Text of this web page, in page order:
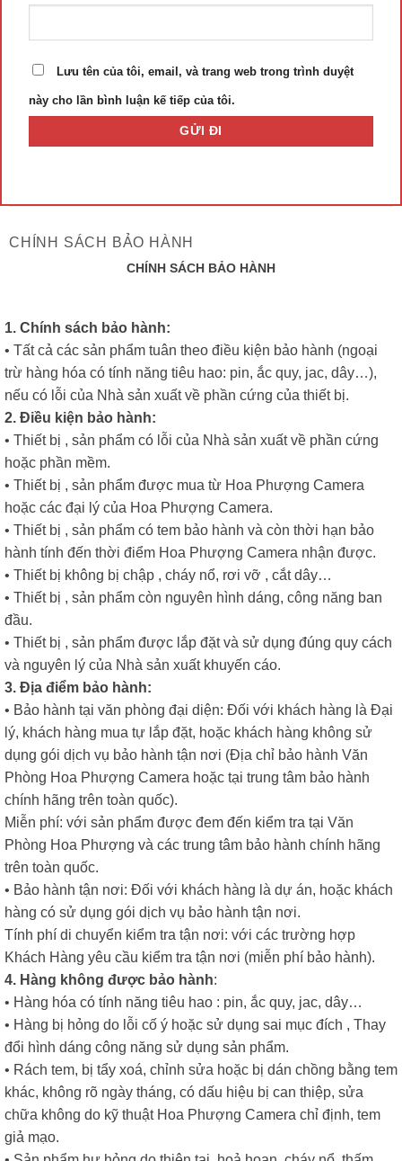
Lưu tên của tôi, email, và trang web trong trình duyệt
này cho lần bình luận kế tiếp của tôi.
CHÍNH SÁCH BẢO HÀNH
CHÍNH SÁCH BẢO HÀNH
1. Chính sách bảo hành:
• Tất cả các sản phẩm tuân theo điều kiện bảo hành (ngoại
trừ hàng hóa có tính năng tiêu hao: pin, ắc quy, jac, dây…),
nếu có lỗi của Nhà sản xuất về phần cứng của thiết bị.
2. Điều kiện bảo hành:
• Thiết bị , sản phẩm có lỗi của Nhà sản xuất về phần cứng
hoặc phần mềm.
• Thiết bị , sản phẩm được mua từ Hoa Phượng Camera
hoặc các đại lý của Hoa Phượng Camera.
• Thiết bị , sản phẩm có tem bảo hành và còn thời hạn bảo
hành tính đến thời điểm Hoa Phượng Camera nhận được.
• Thiết bị không bị chập , cháy nổ, rơi vỡ , cắt dây…
• Thiết bị , sản phẩm còn nguyên hình dáng, công năng ban
đầu.
• Thiết bị , sản phẩm được lắp đặt và sử dụng đúng quy cách
và nguyên lý của Nhà sản xuất khuyến cáo.
3. Địa điểm bảo hành:
• Bảo hành tại văn phòng đại diện: Đối với khách hàng là Đại
lý, khách hàng mua tự lắp đặt, hoặc khách hàng không sử
dụng gói dịch vụ bảo hành tận nơi (Địa chỉ bảo hành Văn
Phòng Hoa Phượng Camera hoặc tại trung tâm bảo hành
chính hãng trên toàn quốc).
Miễn phí: với sản phẩm được đem đến kiểm tra tại Văn
Phòng Hoa Phượng và các trung tâm bảo hành chính hãng
trên toàn quốc.
• Bảo hành tận nơi: Đối với khách hàng là dự án, hoặc khách
hàng có sử dụng gói dịch vụ bảo hành tận nơi.
Tính phí di chuyển kiểm tra tận nơi: với các trường hợp
Khách Hàng yêu cầu kiểm tra tận nơi (miễn phí bảo hành).
4. Hàng không được bảo hành:
• Hàng hóa có tính năng tiêu hao : pin, ắc quy, jac, dây…
• Hàng bị hỏng do lỗi cố ý hoặc sử dụng sai mục đích , Thay
đổi hình dáng công năng sử dụng sản phẩm.
• Rách tem, bị tẩy xoá, chỉnh sửa hoặc bị dán chồng bằng tem
khác, không rõ ngày tháng, có dấu hiệu bị can thiệp, sửa
chữa không do kỹ thuật Hoa Phượng Camera chỉ định, tem
giả mạo.